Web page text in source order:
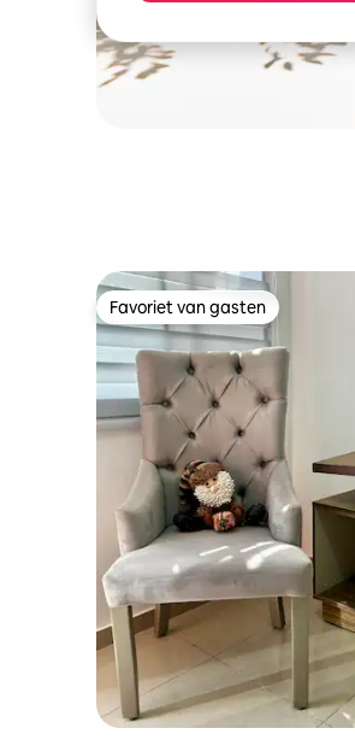
Favoriet van gasten
Favoriet van gasten